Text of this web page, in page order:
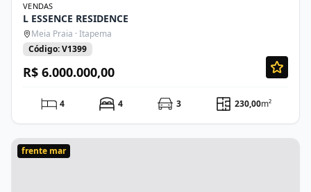
VENDAS
L ESSENCE RESIDENCE
Meia Praia · Itapema
Código: V1399
R$ 6.000.000,00
4 4 3 230,00m²
frente mar